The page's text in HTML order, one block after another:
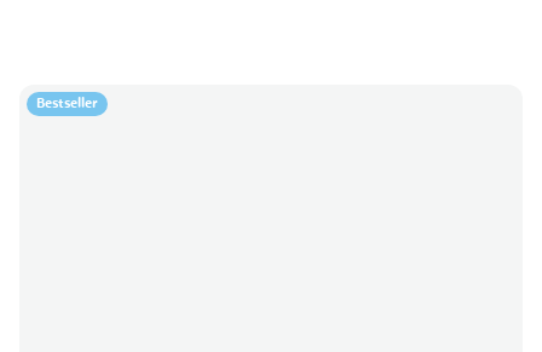
Bestseller